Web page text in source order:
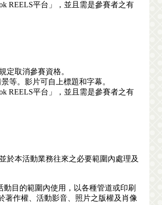
REELS平台」，並且需是參賽者之有
定取消參賽資格。
等。影片可自上標題和字幕。
REELS平台」，並且需是參賽者之有
於本活動業務往來之必要範圍內處理及
目的範圍內使用，以各種管道或印刷
著作權、活動影音、照片之版權及肖像